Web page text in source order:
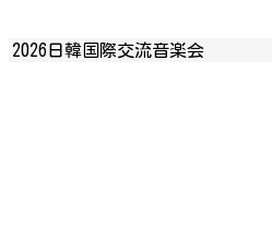
2026日韓国際交流音楽会